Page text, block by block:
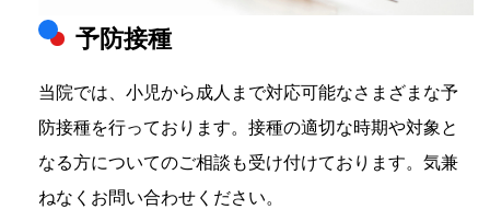
予防接種
当院では、小児から成人まで対応可能なさまざまな予
防接種を行っております。接種の適切な時期や対象と
なる方についてのご相談も受け付けております。気兼
ねなくお問い合わせください。